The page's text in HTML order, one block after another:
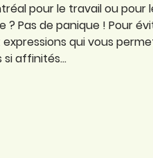
pour le travail ou pour
Pas de panique ! Pour
expressions qui vous
si affinités...